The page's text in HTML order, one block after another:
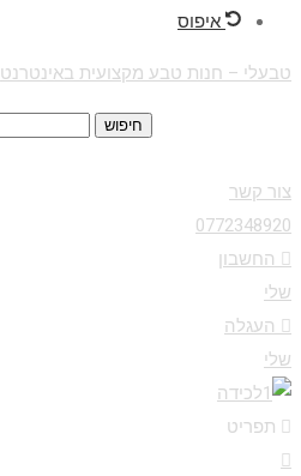
איפוס
טבעלי – חנות טבע מקצועית באינטרנט
חיפוש
צור קשר
0772348920
החשבון
שלי
העגלה
שלי
תפריט